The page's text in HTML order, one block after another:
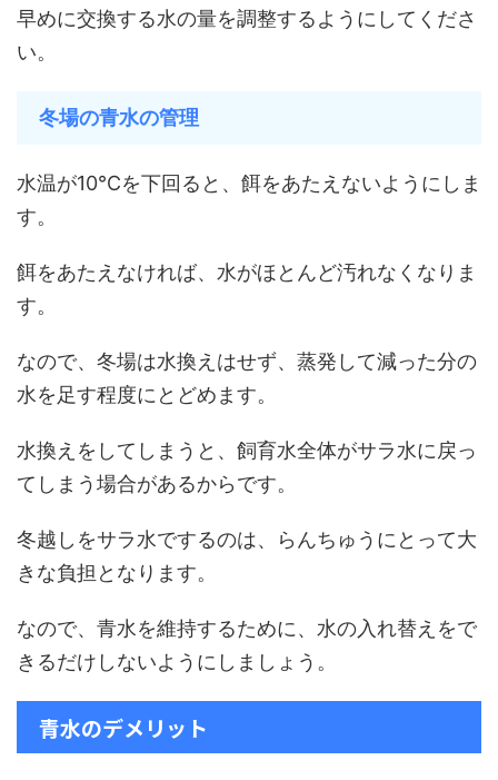
早めに交換する水の量を調整するようにしてくださ
い。
冬場の青水の管理
水温が10℃を下回ると、餌をあたえないようにしま
す。
餌をあたえなければ、水がほとんど汚れなくなりま
す。
なので、冬場は水換えはせず、蒸発して減った分の
水を足す程度にとどめます。
水換えをしてしまうと、飼育水全体がサラ水に戻っ
てしまう場合があるからです。
冬越しをサラ水でするのは、らんちゅうにとって大
きな負担となります。
なので、青水を維持するために、水の入れ替えをで
きるだけしないようにしましょう。
青水のデメリット